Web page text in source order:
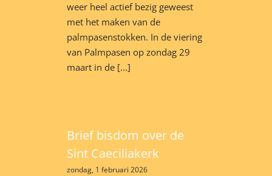
weer heel actief bezig geweest
met het maken van de
palmpasenstokken. In de viering
van Palmpasen op zondag 29
maart in de [...]
Brief bisdom over de
Sint Caeciliakerk
zondag, 1 februari 2026